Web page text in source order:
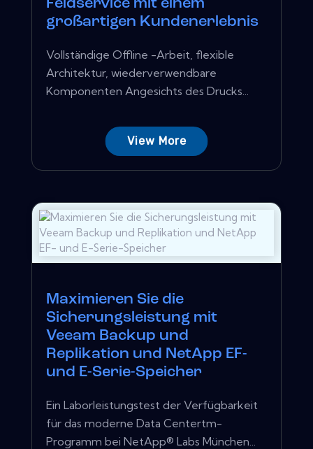
Feldservice mit einem
großartigen Kundenerlebnis
Vollständige Offline -Arbeit, flexible
Architektur, wiederverwendbare
Komponenten Angesichts des Drucks...
View More
Maximieren Sie die
Sicherungsleistung mit
Veeam Backup und
Replikation und NetApp EF-
und E-Serie-Speicher
Ein Laborleistungstest der Verfügbarkeit
für das moderne Data Centertm-
Programm bei NetApp® Labs München...